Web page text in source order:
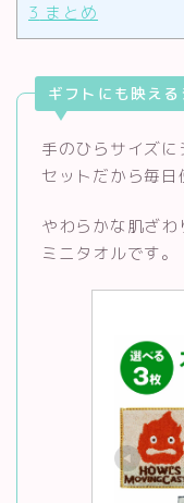
3 まとめ
ギフトにも映え
手のひらサイズ
セットだから毎日
やわらかな肌ざ
ミニタオルです。